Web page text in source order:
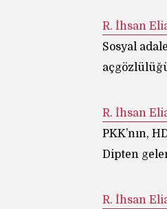
Sosyal
PKK’nın,
Dipten